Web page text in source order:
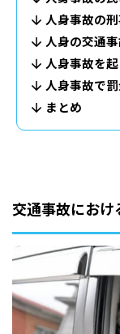
人身事故の
人身の交通
人身事故を
人身事故で
まとめ
交通事故におけ